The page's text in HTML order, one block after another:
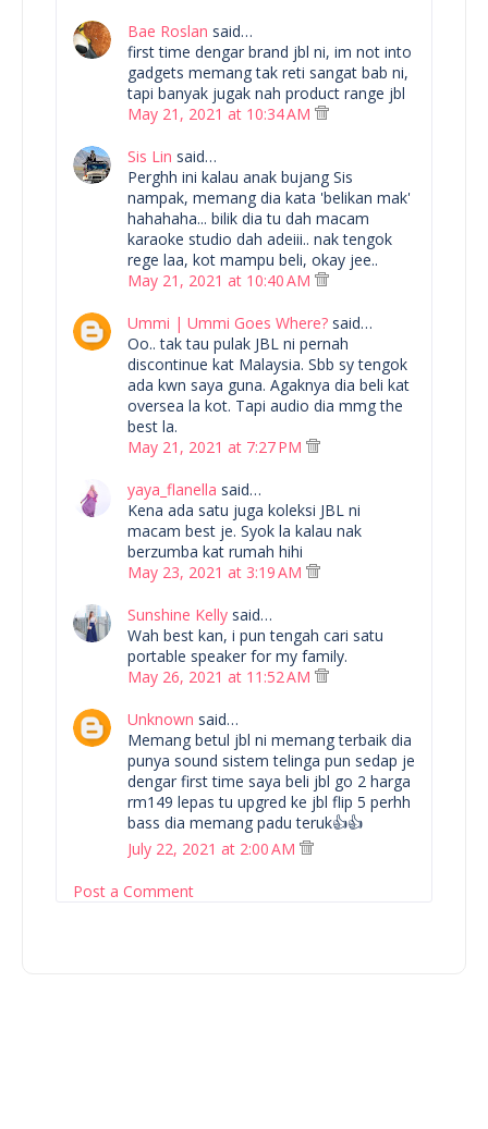
Bae Roslan said…
first time dengar brand jbl ni, im not into
gadgets memang tak reti sangat bab ni,
tapi banyak jugak nah product range jbl
May 21, 2021 at 10:34 AM
Sis Lin said…
Perghh ini kalau anak bujang Sis
nampak, memang dia kata 'belikan mak'
hahahaha... bilik dia tu dah macam
karaoke studio dah adeiii.. nak tengok
rege laa, kot mampu beli, okay jee..
May 21, 2021 at 10:40 AM
Ummi | Ummi Goes Where? said…
Oo.. tak tau pulak JBL ni pernah
discontinue kat Malaysia. Sbb sy tengok
ada kwn saya guna. Agaknya dia beli kat
oversea la kot. Tapi audio dia mmg the
best la.
May 21, 2021 at 7:27 PM
yaya_flanella said…
Kena ada satu juga koleksi JBL ni
macam best je. Syok la kalau nak
berzumba kat rumah hihi
May 23, 2021 at 3:19 AM
Sunshine Kelly said…
Wah best kan, i pun tengah cari satu
portable speaker for my family.
May 26, 2021 at 11:52 AM
Unknown said…
Memang betul jbl ni memang terbaik dia
punya sound sistem telinga pun sedap je
dengar first time saya beli jbl go 2 harga
rm149 lepas tu upgred ke jbl flip 5 perhh
bass dia memang padu teruk👍👍
July 22, 2021 at 2:00 AM
Post a Comment